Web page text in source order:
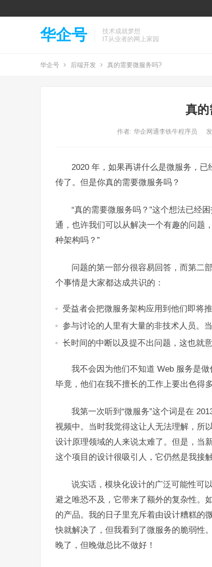
华企号
技术成就梦想
IT从业者的网上家园
华企号 后端开发 真的需要微服务吗?
真的
作者: 华企网通李铁牛程序员
2020 年，如果再讲什么是微服务，
传了。但是你真的需要微服务吗？
“真的需要微服务吗？”这个想法已经
通，也许我们可以从解决一个有趣的问题
种架构吗？”
问题的第一部分很容易回答，而第二
个事情是大家都达成共识的：
受益者会把微服务架构应用到他们即将
参与讨论的人里有大量的非技术人员。
长时间的中断以及提不出问题，这也就
我不会因为他们不知道 Web 服务是
毕竟，他们在我不擅长的工作上要出色得
我第一次听到“微服务”这个词是在
视频中。当时我觉得这让人无法理解，所
设计原理领域的人来说太难了。但是，当
这个项目的设计很吸引人，它仍然是我接
说实话，模块化设计的广泛可能性可
避之唯恐不及，它带来了额外的复杂性。
的产品。我的日子里充斥着由设计糟糕的
快就解决了，但我看到了微服务的脆弱性
晚了，但晚做总比不做好！